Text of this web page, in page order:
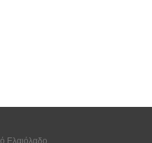
Ελαιόλαδο.